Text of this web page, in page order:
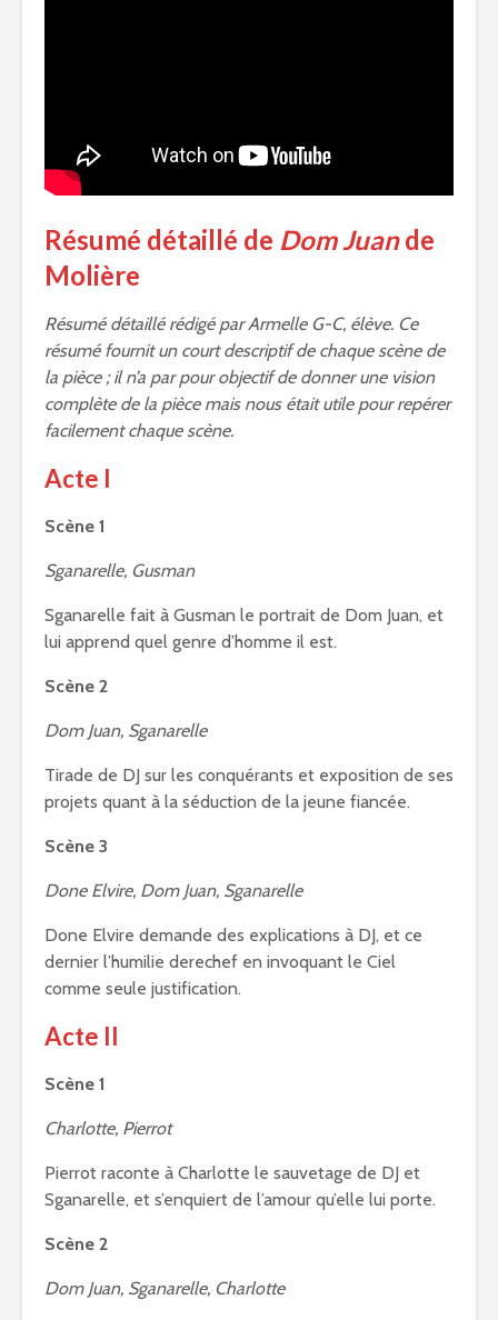
Résumé détaillé de Dom Juande
Molière
Résumé détaillé rédigé par Armelle G-C, élève. Ce
résumé fournit un court descriptif de chaque scène de
la pièce ; il n’a par pour objectif de donner une vision
complète de la pièce mais nous était utile pour repérer
facilement chaque scène.
Acte I
Scène 1
Sganarelle, Gusman
Sganarelle fait à Gusman le portrait de Dom Juan, et
lui apprend quel genre d’homme il est.
Scène 2
Dom Juan, Sganarelle
Tirade de DJ sur les conquérants et exposition de ses
projets quant à la séduction de la jeune fiancée.
Scène 3
Done Elvire, Dom Juan, Sganarelle
Done Elvire demande des explications à DJ, et ce
dernier l’humilie derechef en invoquant le Ciel
comme seule justification.
Acte II
Scène 1
Charlotte, Pierrot
Pierrot raconte à Charlotte le sauvetage de DJ et
Sganarelle, et s’enquiert de l’amour qu’elle lui porte.
Scène 2
Dom Juan, Sganarelle, Charlotte